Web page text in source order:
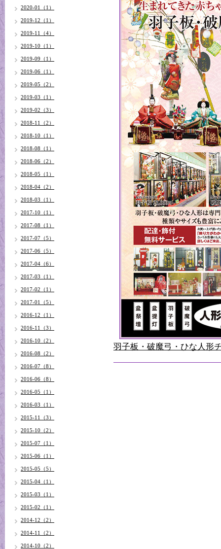
羽子板・破魔弓・ひな人形
2020-01（1）
2019-12（1）
2019-11（4）
2019-10（1）
2019-09（1）
2019-06（1）
2019-05（2）
2019-03（1）
2019-02（3）
2018-11（2）
2018-10（1）
2018-08（1）
2018-06（2）
2018-05（1）
2018-04（2）
2018-03（1）
2017-10（1）
2017-08（1）
2017-07（5）
2017-06（5）
2017-04（6）
2017-03（1）
2017-02（1）
2017-01（5）
2016-12（1）
2016-11（3）
2016-10（2）
2016-08（2）
2016-07（8）
2016-06（8）
2016-05（1）
2016-03（1）
2015-11（3）
2015-10（2）
2015-07（1）
2015-06（1）
2015-05（5）
2015-04（1）
2015-03（1）
2015-02（1）
2014-12（2）
2014-11（2）
2014-10（2）